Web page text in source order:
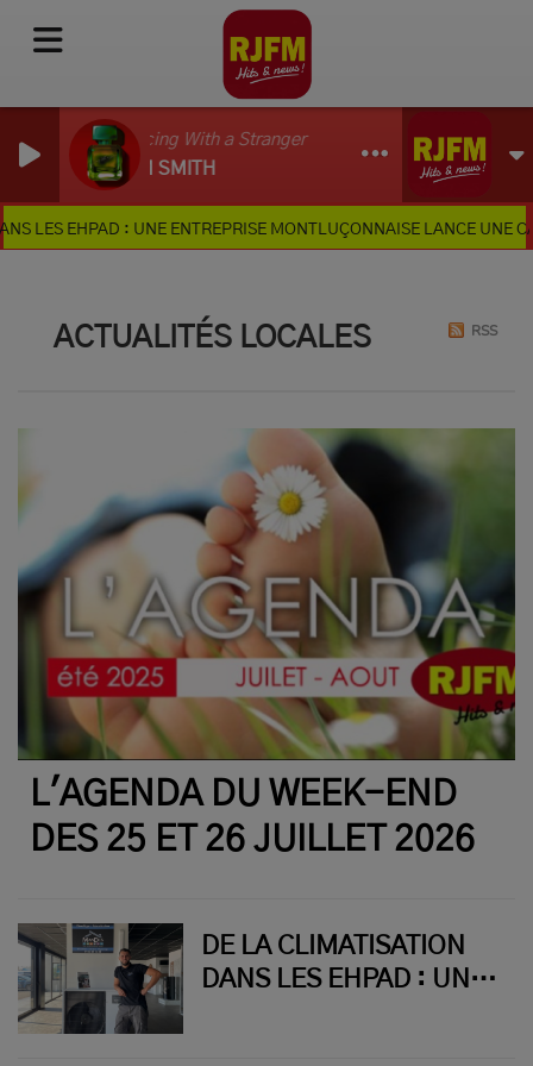
Dancing With a Stranger
SAM SMITH
: UNE ENTREPRISE MONTLUÇONNAISE LANCE UNE
ACTUALITÉS LOCALES RSS
L'AGENDA DU WEEK-END
DES 25 ET 26 JUILLET 2026
DE LA CLIMATISATION
DANS LES EHPAD : UNE